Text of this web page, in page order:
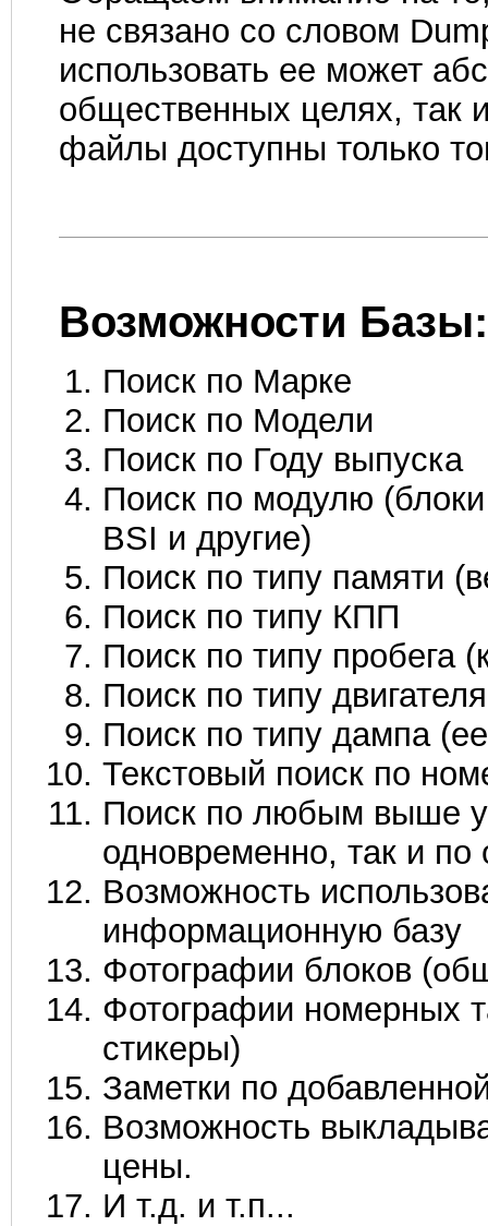
не связано со словом
использовать ее может
общественных целях, так
файлы доступны только
Возможности Базы:
Поиск по Марке
Поиск по Модели
Поиск по Году выпуска
Поиск по модулю
BSI и другие)
Поиск по типу памяти
Поиск по типу КПП
Поиск по типу пробега
Поиск по типу
Поиск по типу дампа
Текстовый поиск по
Поиск по любым выше
одновременно, так и по
Возможность
информационную базу
Фотографии блоков
Фотографии номерных
стикеры)
Заметки по
Возможность
цены.
И т.д. и т.п...